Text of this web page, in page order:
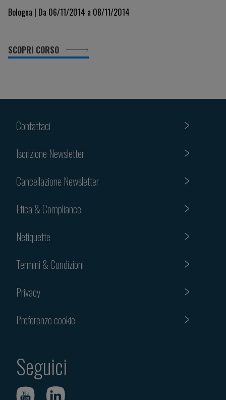
Bologna | Da 06/11/2014 a 08/11/2014
SCOPRI CORSO
Contattaci
Iscrizione Newsletter
Cancellazione Newsletter
Etica & Compliance
Netiquette
Termini & Condizioni
Privacy
Preferenze cookie
Seguici